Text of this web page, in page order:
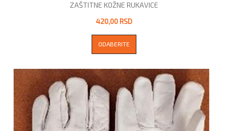
ZAŠTITNE KOŽNE RUKAVICE
420,00 RSD
ODABERITE